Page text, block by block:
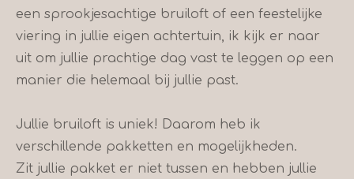
een sprookjesachtige bruiloft of een feestelijke
viering in jullie eigen achtertuin, ik kijk er naar
uit om jullie prachtige dag vast te leggen op een
manier die helemaal bij jullie past.
Jullie bruiloft is uniek! Daarom heb ik
verschillende pakketten en mogelijkheden.
Zit jullie pakket er niet tussen en hebben jullie